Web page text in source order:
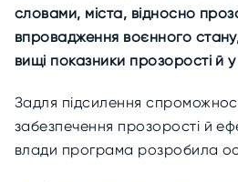
словами, міста, відносно
впровадження воєнного
вищі показники прозорості й
Задля підсилення
забезпечення прозорості й
влади програма розробила